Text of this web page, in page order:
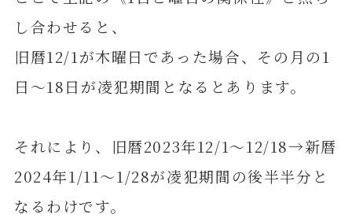
し合わせると、
旧暦12/1が木曜日であった場合、その月の1
日～18日が凌犯期間となるとあります。
それにより、旧暦2023年12/1～12/18→新暦
2024年1/11～1/28が凌犯期間の後半半分と
なるわけです。